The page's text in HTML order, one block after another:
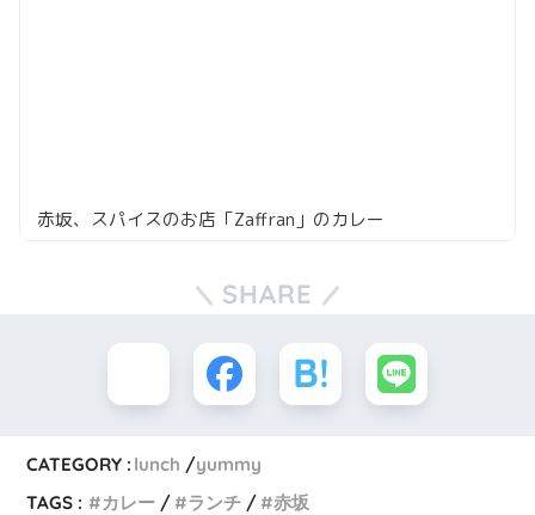
赤坂、スパイスのお店「Zaffran」のカレー
SHARE
CATEGORY : lunch
yummy
TAGS :
カレー ランチ 赤坂